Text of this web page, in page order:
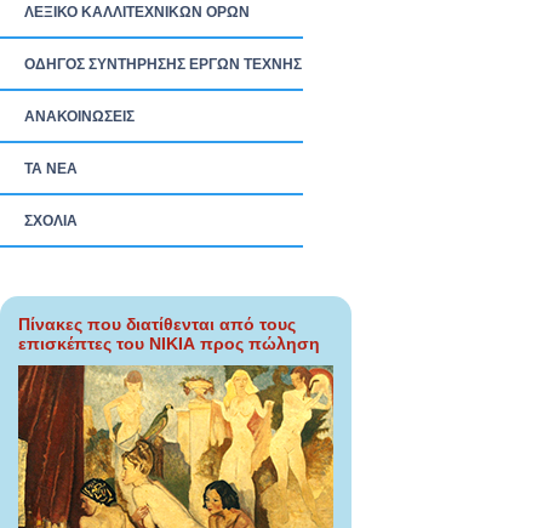
ΛΕΞΙΚΟ ΚΑΛΛΙΤΕΧΝΙΚΩΝ ΟΡΩΝ
ΟΔΗΓΟΣ ΣΥΝΤΗΡΗΣΗΣ ΕΡΓΩΝ ΤΕΧΝΗΣ
ΑΝΑΚΟΙΝΩΣΕΙΣ
ΤΑ ΝEΑ
ΣΧΟΛΙΑ
Πίνακες που διατίθενται από τους
επισκέπτες του ΝΙΚΙΑ προς πώληση